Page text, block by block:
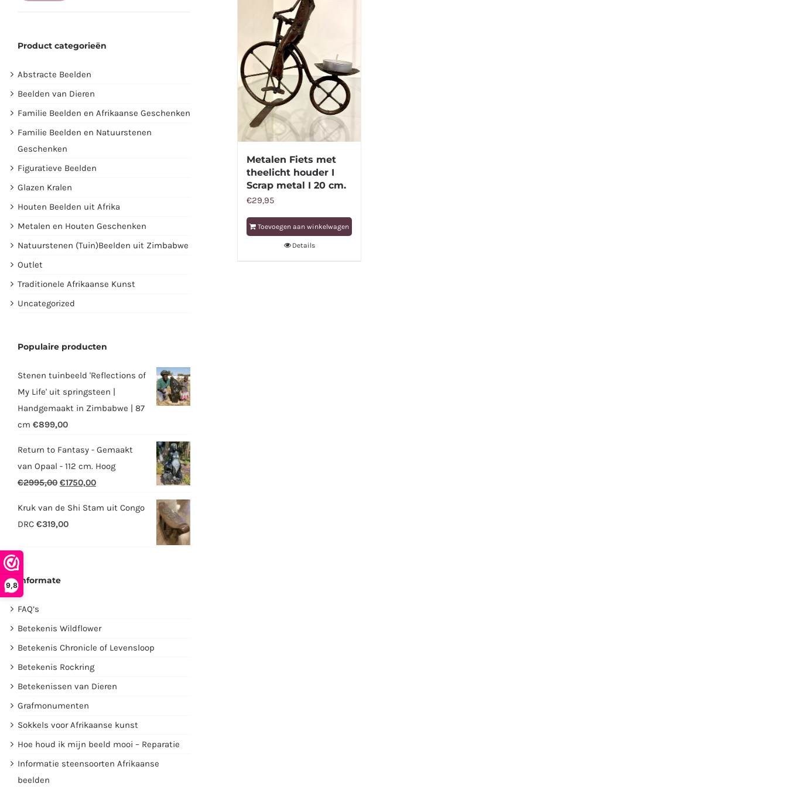
9,8
Metalen Fiets met
theelicht houder I
Scrap metal I 20 cm.
€29,95
Toevoegen aan winkelwagen
Details
Product categorieën
Abstracte Beelden
Beelden van Dieren
Familie Beelden en Afrikaanse Geschenken
Familie Beelden en Natuurstenen
Geschenken
Figuratieve Beelden
Glazen Kralen
Houten Beelden uit Afrika
Metalen en Houten Geschenken
Natuurstenen (Tuin)Beelden uit Zimbabwe
Outlet
Traditionele Afrikaanse Kunst
Uncategorized
Populaire producten
Stenen tuinbeeld 'Reflections of
My Life' uit springsteen |
Handgemaakt in Zimbabwe | 87
cm €899,00
Return to Fantasy - Gemaakt
van Opaal - 112 cm. Hoog
€2995,00 Oorspronkelijke
was:
€2995,00.
€1750,00Huidige
Kruk van de Shi Stam uit Congo
DRC €319,00
Informate
FAQ’s
Betekenis Wildflower
Betekenis Chronicle of Levensloop
Betekenis Rockring
Betekenissen van Dieren
Grafmonumenten
Sokkels voor Afrikaanse kunst
Hoe houd ik mijn beeld mooi – Reparatie
Informatie steensoorten Afrikaanse
beelden